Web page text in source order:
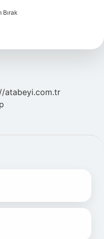
Bırak
atabeyi.com.tr